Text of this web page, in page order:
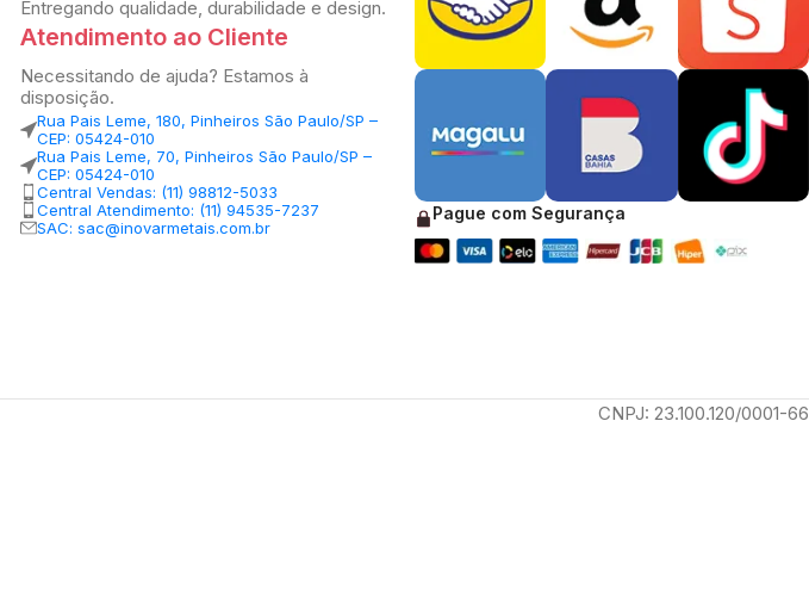
Entregando qualidade, durabilidade e design.
Atendimento ao Cliente
Necessitando de ajuda? Estamos à
disposição.
Rua Pais Leme, 180, Pinheiros São Paulo/SP –
CEP: 05424-010
Rua Pais Leme, 70, Pinheiros São Paulo/SP –
CEP: 05424-010
Central Vendas: (11) 98812-5033
Central Atendimento: (11) 94535-7237
SAC: sac@inovarmetais.com.br
Pague com Segurança
CNPJ: 23.100.120/0001-66